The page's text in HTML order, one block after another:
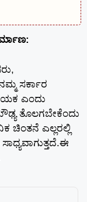
ಸರ್ಕಾರ
ಎಂದು
ತೊಲಗಬೇಕೆಂದು
ಚಿಂತನೆ ಎಲ್ಲರಲ್ಲಿ